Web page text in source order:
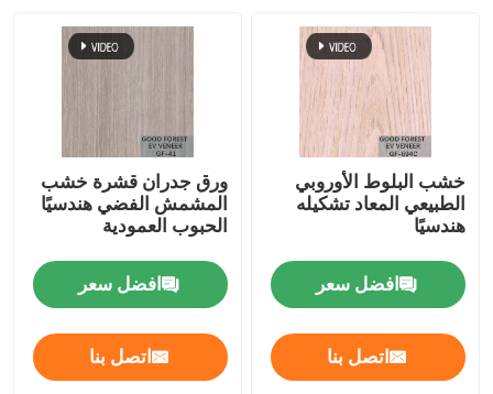
خشب البلوط الأوروبي
الطبيعي المعاد تشكيله
هندسيًا
افضل سعر
اتصل بنا
ورق جدران قشرة خشب
المشمش الفضي هندسيًا
الحبوب العمودية
افضل سعر
اتصل بنا